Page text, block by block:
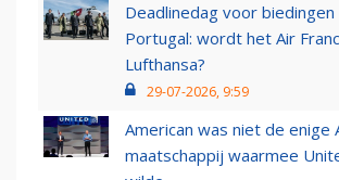
Deadlinedag voor biedingen
Portugal: wordt het Air
Lufthansa?
29-07-2026, 9:59
American was niet de enige
maatschappij waarmee